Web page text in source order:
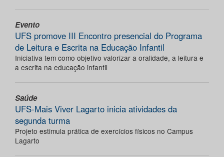
Evento
UFS promove III Encontro presencial do Programa
de Leitura e Escrita na Educação Infantil
Iniciativa tem como objetivo valorizar a oralidade, a leitura e
a escrita na educação infantil
Saúde
UFS-Mais Viver Lagarto inicia atividades da
segunda turma
Projeto estimula prática de exercícios físicos no Campus
Lagarto